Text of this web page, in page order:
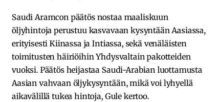
Saudi Aramcon päätös nostaa maaliskuun
öljyhintoja perustuu kasvavaan kysyntään Aasiassa,
erityisesti Kiinassa ja Intiassa, sekä venäläisten
toimitusten häiriöihin Yhdysvaltain pakotteiden
vuoksi. Päätös heijastaa Saudi-Arabian luottamusta
Aasian vahvaan öljykysyntään, mikä voi lyhyellä
aikavälillä tukea hintoja, Gule kertoo.